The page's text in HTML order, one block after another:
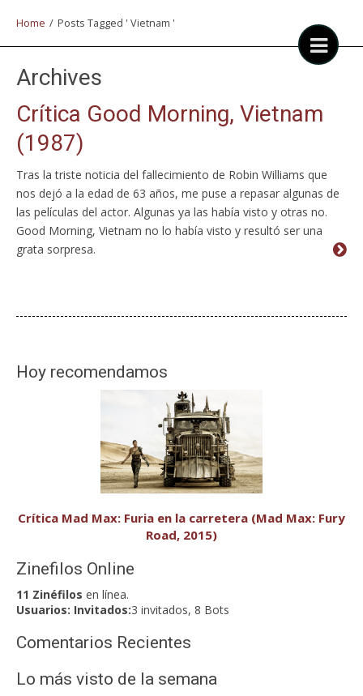
Home / Posts Tagged ' Vietnam '
Archives
Crítica Good Morning, Vietnam
(1987)
Tras la triste noticia del fallecimiento de Robin Williams que
nos dejó a la edad de 63 años, me puse a repasar algunas de
las películas del actor. Algunas ya las había visto y otras no.
Good Morning, Vietnam no lo había visto y resultó ser una
grata sorpresa.
Hoy recomendamos
Crítica Mad Max: Furia en la carretera (Mad Max: Fury
Road, 2015)
Zinefilos Online
11 Zinéfilos en línea.
Usuarios: Invitados:3 invitados, 8 Bots
Comentarios Recientes
Lo más visto de la semana